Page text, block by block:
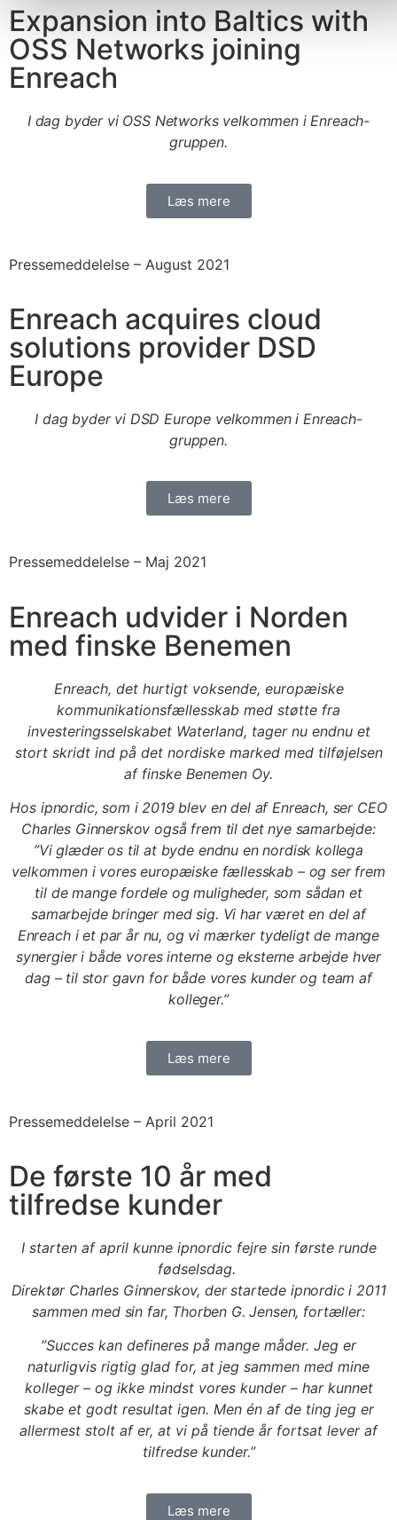
Expansion into Baltics with
OSS Networks joining
Enreach
I dag byder vi OSS Networks velkommen i Enreach-
gruppen.
Læs mere
Pressemeddelelse – August 2021
Enreach acquires cloud
solutions provider DSD
Europe
I dag byder vi DSD Europe velkommen i Enreach-
gruppen.
Læs mere
Pressemeddelelse – Maj 2021
Enreach udvider i Norden
med finske Benemen
Enreach, det hurtigt voksende, europæiske
kommunikationsfællesskab med støtte fra
investeringsselskabet Waterland, tager nu endnu et
stort skridt ind på det nordiske marked med tilføjelsen
af finske Benemen Oy.
Hos ipnordic, som i 2019 blev en del af Enreach, ser CEO
Charles Ginnerskov også frem til det nye samarbejde:
”Vi glæder os til at byde endnu en nordisk kollega
velkommen i vores europæiske fællesskab – og ser frem
til de mange fordele og muligheder, som sådan et
samarbejde bringer med sig. Vi har været en del af
Enreach i et par år nu, og vi mærker tydeligt de mange
synergier i både vores interne og eksterne arbejde hver
dag – til stor gavn for både vores kunder og team af
kolleger.”
Læs mere
Pressemeddelelse – April 2021
De første 10 år med
tilfredse kunder
I starten af april kunne ipnordic fejre sin første runde
fødselsdag.
Direktør Charles Ginnerskov, der startede ipnordic i 2011
sammen med sin far, Thorben G. Jensen, fortæller:
”Succes kan defineres på mange måder. Jeg er
naturligvis rigtig glad for, at jeg sammen med mine
kolleger – og ikke mindst vores kunder – har kunnet
skabe et godt resultat igen. Men én af de ting jeg er
allermest stolt af er, at vi på tiende år fortsat lever af
tilfredse kunder.”
Læs mere